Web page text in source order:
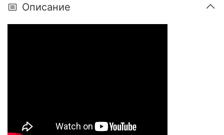
Описание